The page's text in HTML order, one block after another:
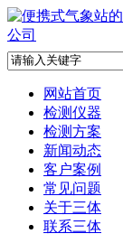
网站首页
检测仪器
检测方案
新闻动态
客户案例
常见问题
关于三体
联系三体